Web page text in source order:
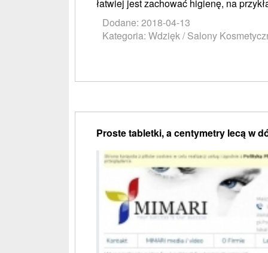
łatwiej jest zachować higienę, na
Dodane: 2018-04-13
Kategoria: Wdzięk / Salony
Proste tabletki, a centymetry lecą w